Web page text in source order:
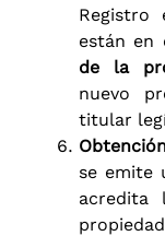
Registro
están en
de la
nuevo
titular
se emite
acredita